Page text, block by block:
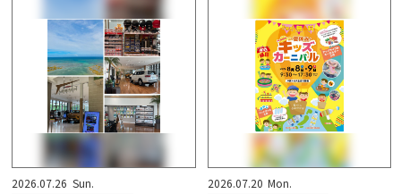
2026.07.26 Sun.
2026.07.20 Mon.